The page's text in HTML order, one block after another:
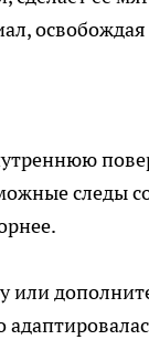
следы
или